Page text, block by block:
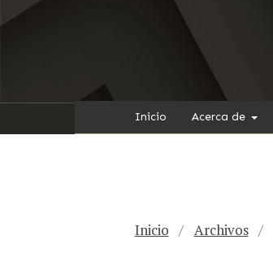
Inicio Acerca de
Inicio / Archivos /